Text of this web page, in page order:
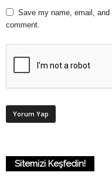
Save my name, email, and
comment.
Sitemizi Keşfedin!